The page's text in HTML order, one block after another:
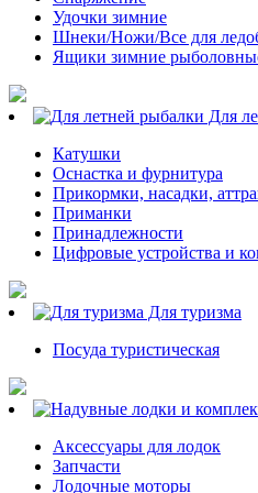
Удочки зимние
Шнеки/Ножи/Все для
Ящики зимние
Для
Катушки
Оснастка и фурнитура
Прикормки, насадки,
Приманки
Принадлежности
Цифровые устройства и
Для туризма
Посуда туристическая
Аксессуары для лодок
Запчасти
Лодочные моторы